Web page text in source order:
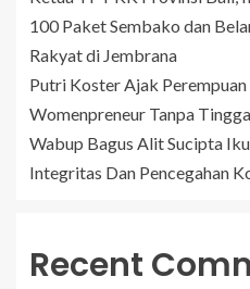
100 Paket Sembako dan
Rakyat di Jembrana
Putri Koster Ajak
Womenpreneur Tanpa
Wabup Bagus Alit Sucipta
Integritas Dan Pencegahan
Recent